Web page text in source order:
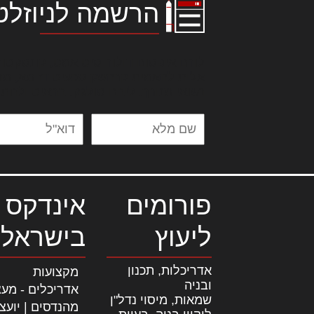
הרשמה
פורומים
ליעוץ
אדריכלות, תכנון
ובניה
שמאות, מיסוי נדל"ן
אינדקס
בישראל
מקצועות
אדריכלים -
מהנדסים |